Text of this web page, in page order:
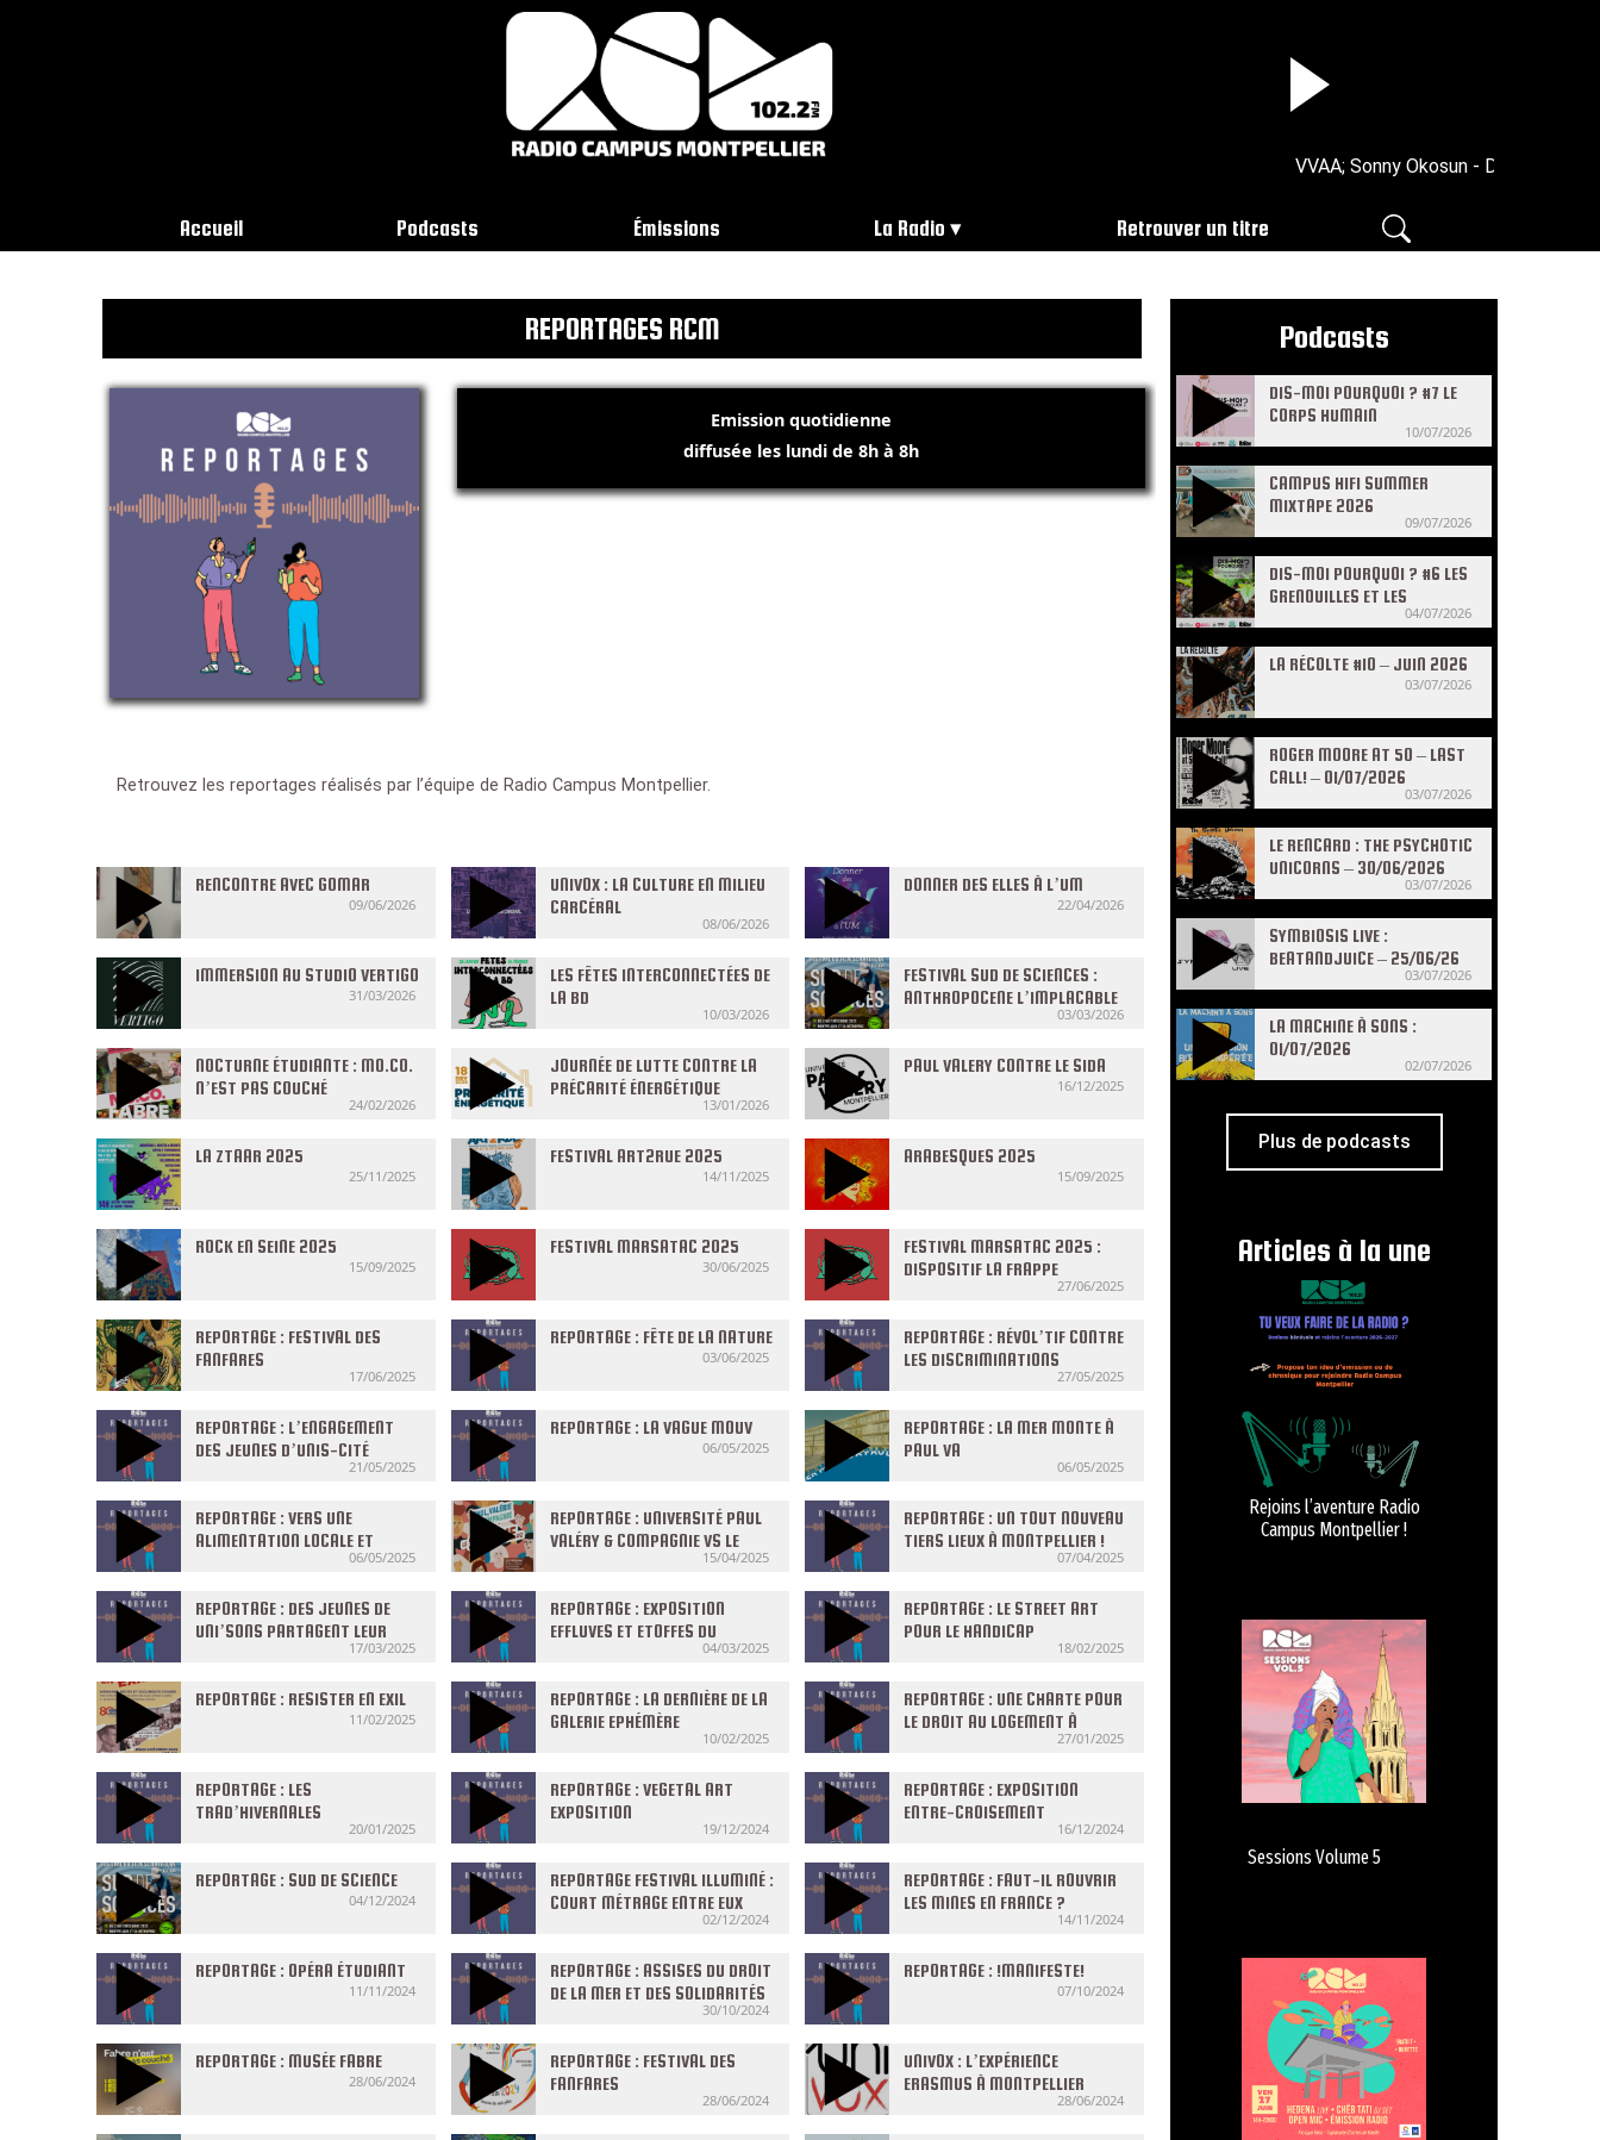
VVAA; Sonny Okosun - Dance Of The
Accueil Podcasts Émissions La Radio Retrouver un titre
REPORTAGES RCM
Emission quotidienne
diffusée les lundi de 8h à 8h
Retrouvez les reportages réalisés par l’équipe de Radio Campus Montpellier.
RENCONTRE AVEC GOMAR
09/06/2026
UNIVOX : LA CULTURE EN MILIEU
CARCÉRAL
08/06/2026
DONNER DES ELLES À L’UM
22/04/2026
IMMERSION AU STUDIO VERTIGO
31/03/2026
LES FÊTES INTERCONNECTÉES DE
LA BD
10/03/2026
FESTIVAL SUD DE SCIENCES :
ANTHROPOCENE L’IMPLACABLE
03/03/2026
NOCTURNE ÉTUDIANTE : MO.CO.
N’EST PAS COUCHÉ
24/02/2026
JOURNÉE DE LUTTE CONTRE LA
PRÉCARITÉ ÉNERGÉTIQUE
13/01/2026
PAUL VALERY CONTRE LE SIDA
16/12/2025
LA ZTAAR 2025
25/11/2025
FESTIVAL ART2RUE 2025
14/11/2025
ARABESQUES 2025
15/09/2025
ROCK EN SEINE 2025
15/09/2025
FESTIVAL MARSATAC 2025
30/06/2025
FESTIVAL MARSATAC 2025 :
DISPOSITIF LA FRAPPE
27/06/2025
REPORTAGE : FESTIVAL DES
FANFARES
17/06/2025
REPORTAGE : FÊTE DE LA NATURE
03/06/2025
REPORTAGE : RÉVOL’TIF CONTRE
LES DISCRIMINATIONS
27/05/2025
REPORTAGE : L’ENGAGEMENT
DES JEUNES D’UNIS-CITÉ
21/05/2025
REPORTAGE : LA VAGUE MOUV
06/05/2025
REPORTAGE : LA MER MONTE À
PAUL VA
06/05/2025
REPORTAGE : VERS UNE
ALIMENTATION LOCALE ET
SOLIDAIRE POUR TOUS ?06/05/2025
REPORTAGE : UNIVERSITÉ PAUL
VALÉRY & COMPAGNIE VS LE
15/04/2025
REPORTAGE : UN TOUT NOUVEAU
TIERS LIEUX À MONTPELLIER !
07/04/2025
REPORTAGE : DES JEUNES DE
UNI’SONS PARTAGENT LEUR
EXPÉRIENCE EN TUNISIE AVEC
17/03/2025
REPORTAGE : EXPOSITION
EFFLUVES ET ETOFFES DU
CARNAVAL DE MAMOUDZOU
04/03/2025
REPORTAGE : LE STREET ART
POUR LE HANDICAP
18/02/2025
REPORTAGE : RESISTER EN EXIL
11/02/2025
REPORTAGE : LA DERNIÈRE DE LA
GALERIE EPHÉMÈRE
10/02/2025
REPORTAGE : UNE CHARTE POUR
LE DROIT AU LOGEMENT À
27/01/2025
REPORTAGE : LES
TRAD’HIVERNALES
20/01/2025
REPORTAGE : VEGETAL ART
EXPOSITION
19/12/2024
REPORTAGE : EXPOSITION
ENTRE-CROISEMENT
16/12/2024
REPORTAGE : SUD DE SCIENCE
04/12/2024
REPORTAGE FESTIVAL ILLUMINÉ :
COURT MÉTRAGE ENTRE EUX
02/12/2024
REPORTAGE : FAUT-IL ROUVRIR
LES MINES EN FRANCE ?
14/11/2024
REPORTAGE : OPÉRA ÉTUDIANT
11/11/2024
REPORTAGE : ASSISES DU DROIT
DE LA MER ET DES SOLIDARITÉS
30/10/2024
REPORTAGE : !MANIFESTE!
07/10/2024
REPORTAGE : MUSÉE FABRE
28/06/2024
REPORTAGE : FESTIVAL DES
FANFARES
28/06/2024
UNIVOX : L’EXPÉRIENCE
ERASMUS À MONTPELLIER
28/06/2024
Podcasts
DIS-MOI POURQUOI ? #7 LE
CORPS HUMAIN
10/07/2026
CAMPUS HIFI SUMMER
MIXTAPE 2026
09/07/2026
DIS-MOI POURQUOI ? #6 LES
GRENOUILLES ET LES
04/07/2026
LA RÉCOLTE #10 – JUIN 2026
03/07/2026
ROGER MOORE AT 50 – LAST
CALL! – 01/07/2026
03/07/2026
LE RENCARD : THE PSYCHOTIC
UNICORNS – 30/06/2026
03/07/2026
SYMBIOSIS LIVE :
BEATANDJUICE – 25/06/26
03/07/2026
LA MACHINE À SONS :
01/07/2026
02/07/2026
Plus de podcasts
Articles à la une
Rejoins l’aventure Radio
Campus Montpellier !
Sessions Volume 5